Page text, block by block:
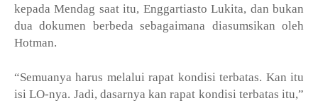
kepada Mendag saat itu, Enggartiasto Lukita, dan bukan
dua dokumen berbeda sebagaimana diasumsikan oleh
Hotman.
“Semuanya harus melalui rapat kondisi terbatas. Kan itu
isi LO-nya. Jadi, dasarnya kan rapat kondisi terbatas itu,”